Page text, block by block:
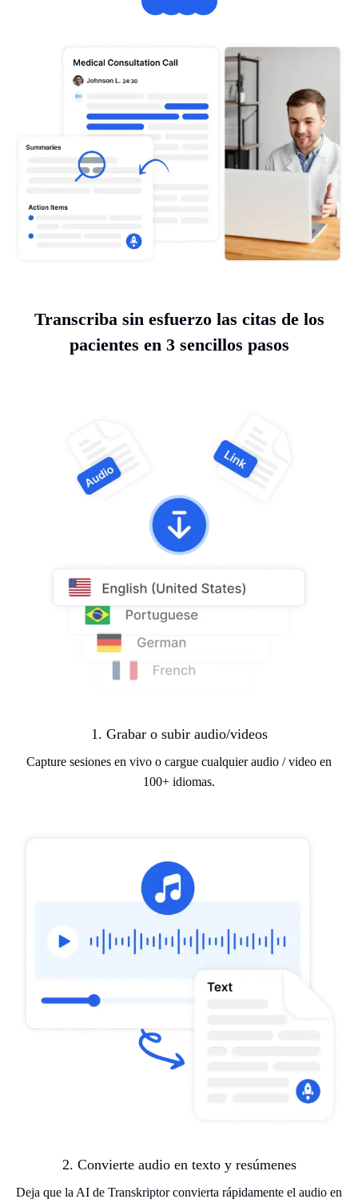
Transcriba sin esfuerzo las citas de los
pacientes en 3 sencillos pasos
1. Grabar o subir audio/videos
Capture sesiones en vivo o cargue cualquier audio / video en
100+ idiomas.
2. Convierte audio en texto y resúmenes
Deja que la AI de Transkriptor convierta rápidamente el audio en